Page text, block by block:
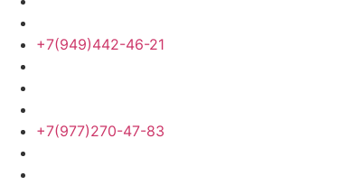
+7(949)442-46-21
+7(977)270-47-83